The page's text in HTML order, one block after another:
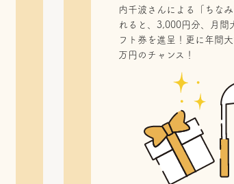
内千波さんによる「ちな
れると、3,000円分、月間
フト券を進呈！更に年間
万円のチャンス！